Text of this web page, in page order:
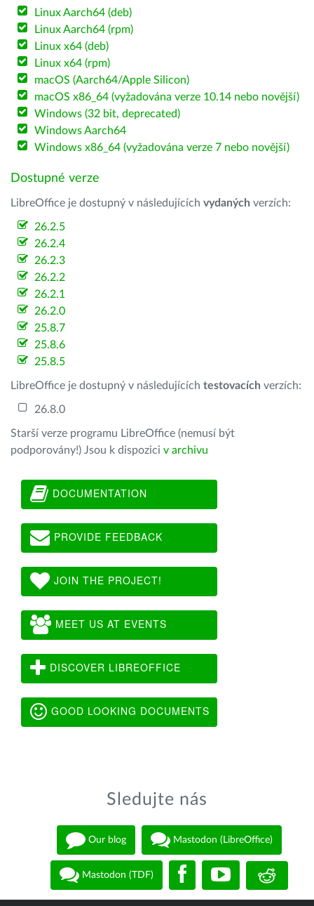
Linux Aarch64 (deb)
Linux Aarch64 (rpm)
Linux x64 (deb)
Linux x64 (rpm)
macOS (Aarch64/Apple Silicon)
macOS x86_64 (vyžadována verze 10.14 nebo novější)
Windows (32 bit, deprecated)
Windows Aarch64
Windows x86_64 (vyžadována verze 7 nebo novější)
Dostupné verze
LibreOffice je dostupný v následujících vydaných verzích:
26.2.5
26.2.4
26.2.3
26.2.2
26.2.1
26.2.0
25.8.7
25.8.6
25.8.5
LibreOffice je dostupný v následujících testovacích verzích:
26.8.0
Starší verze programu LibreOffice (nemusí být
podporovány!) Jsou k dispozici v archivu
DOCUMENTATION
PROVIDE FEEDBACK
JOIN THE PROJECT!
MEET US AT EVENTS
DISCOVER LIBREOFFICE
GOOD LOOKING DOCUMENTS
Sledujte nás
Our blog Mastodon (LibreOffice)
Mastodon (TDF)